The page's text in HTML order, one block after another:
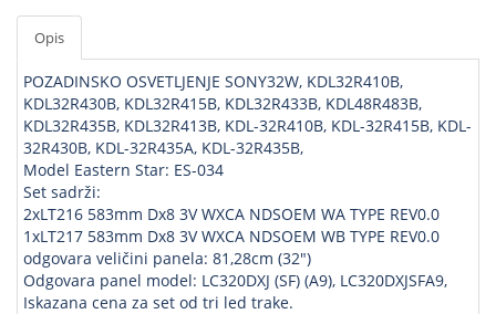
Opis
POZADINSKO OSVETLJENJE SONY32W, KDL32R410B,
KDL32R430B, KDL32R415B, KDL32R433B, KDL48R483B,
KDL32R435B, KDL32R413B, KDL-32R410B, KDL-32R415B, KDL-
32R430B, KDL-32R435A, KDL-32R435B,
Model Eastern Star: ES-034
Set sadrži:
2xLT216 583mm Dx8 3V WXCA NDSOEM WA TYPE REV0.0
1xLT217 583mm Dx8 3V WXCA NDSOEM WB TYPE REV0.0
odgovara veličini panela: 81,28cm (32")
Odgovara panel model: LC320DXJ (SF) (A9), LC320DXJSFA9,
Iskazana cena za set od tri led trake.